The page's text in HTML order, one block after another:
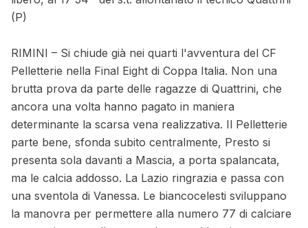
(P)
RIMINI – Si chiude già nei quarti l'avventura del CF
Pelletterie nella Final Eight di Coppa Italia. Non una
brutta prova da parte delle ragazze di Quattrini, che
ancora una volta hanno pagato in maniera
determinante la scarsa vena realizzativa. Il Pelletterie
parte bene, sfonda subito centralmente, Presto si
presenta sola davanti a Mascia, a porta spalancata,
ma le calcia addosso. La Lazio ringrazia e passa con
una sventola di Vanessa. Le biancocelesti sviluppano
la manovra per permettere alla numero 77 di calciare